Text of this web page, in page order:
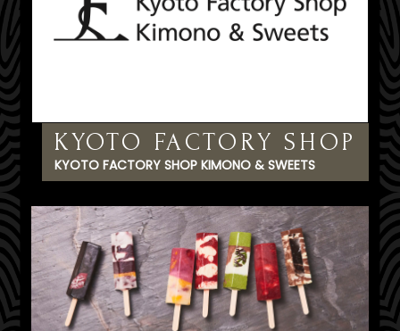
KYOTO FACTORY SHOP
KYOTO FACTORY SHOP KIMONO & SWEETS